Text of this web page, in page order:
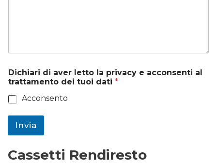
Dichiari di aver letto la privacy e acconsenti al
trattamento dei tuoi dati *
Acconsento
Invia
Cassetti Rendiresto